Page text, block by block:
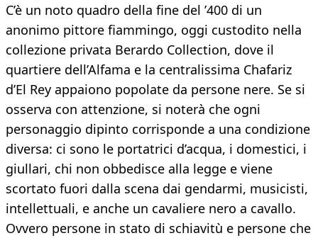
C’è un noto quadro della fine del ’400 di un
anonimo pittore fiammingo, oggi custodito nella
collezione privata Berardo Collection, dove il
quartiere dell’Alfama e la centralissima Chafariz
d’El Rey appaiono popolate da persone nere. Se si
osserva con attenzione, si noterà che ogni
personaggio dipinto corrisponde a una condizione
diversa: ci sono le portatrici d’acqua, i domestici, i
giullari, chi non obbedisce alla legge e viene
scortato fuori dalla scena dai gendarmi, musicisti,
intellettuali, e anche un cavaliere nero a cavallo.
Ovvero persone in stato di schiavitù e persone che